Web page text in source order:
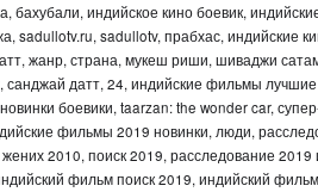
бахубали, индийское кино боевик,
sadullotv.ru, sadullotv, прабхас, индийские
жанр, страна, мукеш риши, шиваджи
санджай датт, 24, индийские фильмы
боевики, taarzan: the wonder car,
фильмы 2019 новинки, люди,
2010, поиск 2019, расследование
фильм поиск 2019, индийский